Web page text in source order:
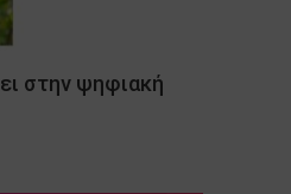
στην ψηφιακή